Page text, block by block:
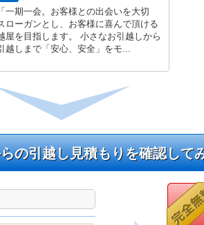
一期一会。お客様との出会いを大切
ローガンとし、お客様に喜んで頂ける
屋を目指します。 小さなお引越しから
越しまで「安心、安全」をモ...
の引越し見積もりを確認して